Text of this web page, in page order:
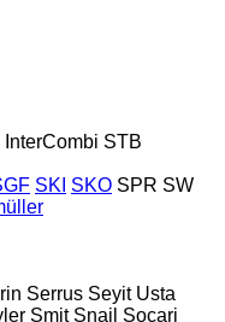
InterCombi STB
SKI SKO SPR SW
Serrus Seyit Usta
Smit Snail Socari